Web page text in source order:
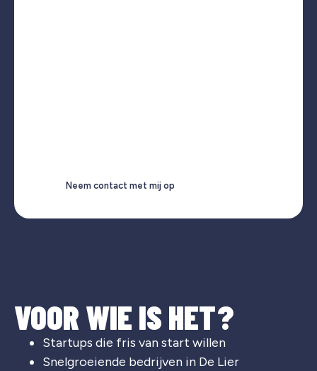
Neem contact met mij op
VOOR WIE IS HET?
Startups die fris van start willen
Snelgroeiende bedrijven in De Lier